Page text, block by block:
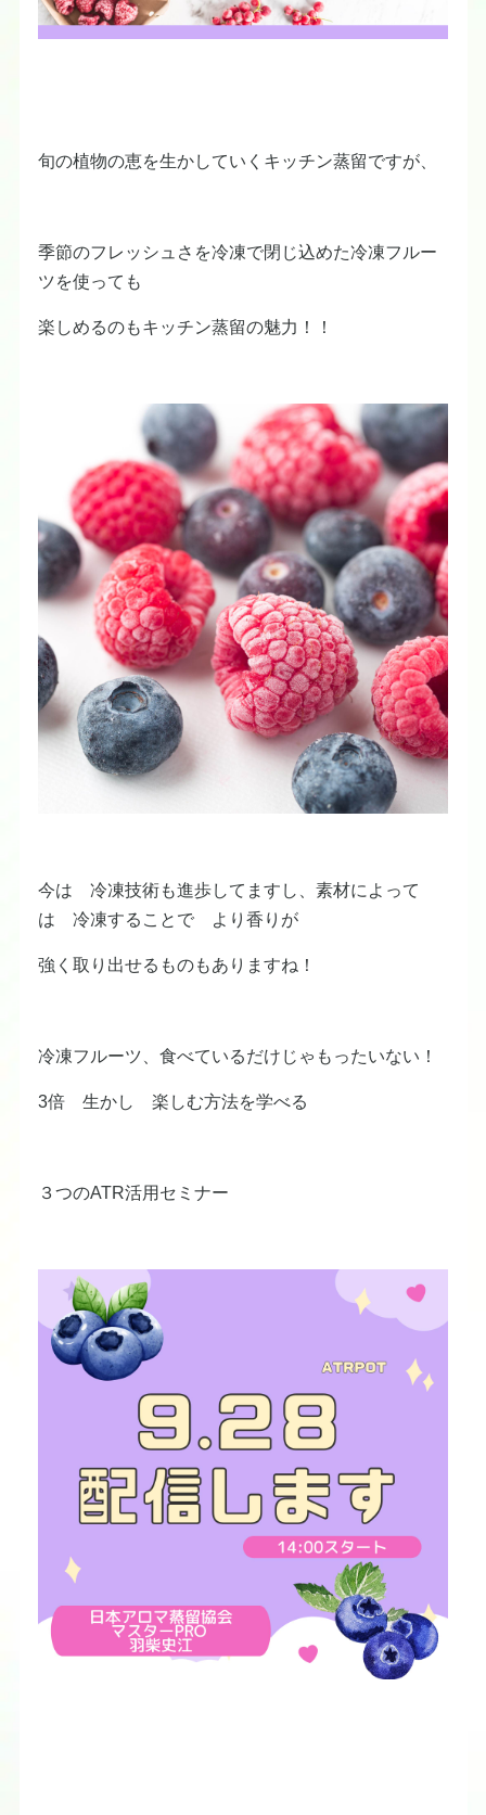
旬の植物の恵を生かしていくキッチン蒸留ですが、
季節のフレッシュさを冷凍で閉じ込めた冷凍フルー
ツを使っても
楽しめるのもキッチン蒸留の魅力！！
今は 冷凍技術も進歩してますし、素材によって
は 冷凍することで より香りが
強く取り出せるものもありますね！
冷凍フルーツ、食べているだけじゃもったいない！
3倍 生かし 楽しむ方法を学べる
３つのATR活用セミナー